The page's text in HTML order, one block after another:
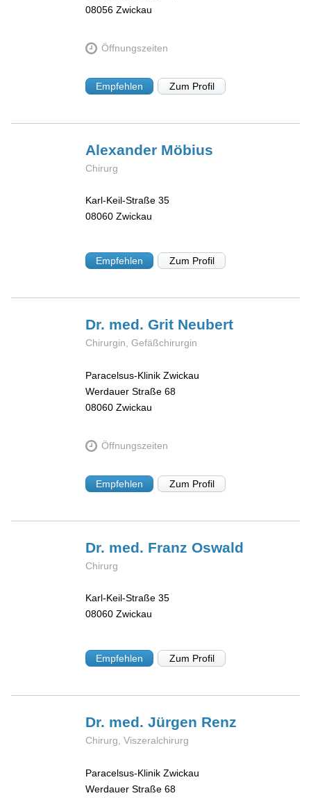
08056 Zwickau
Öffnungszeiten
Empfehlen Zum Profil
Alexander Möbius
Chirurg
Karl-Keil-Straße 35
08060 Zwickau
Empfehlen Zum Profil
Dr. med. Grit Neubert
Chirurgin, Gefäßchirurgin
Paracelsus-Klinik Zwickau
Werdauer Straße 68
08060 Zwickau
Öffnungszeiten
Empfehlen Zum Profil
Dr. med. Franz Oswald
Chirurg
Karl-Keil-Straße 35
08060 Zwickau
Empfehlen Zum Profil
Dr. med. Jürgen Renz
Chirurg, Viszeralchirurg
Paracelsus-Klinik Zwickau
Werdauer Straße 68